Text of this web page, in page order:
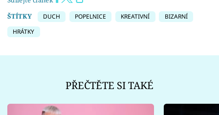
ŠTÍTKY
DUCH POPELNICE KREATIVNÍ
BIZARNÍ
HRÁTKY
PŘEČTĚTE SI TAKÉ